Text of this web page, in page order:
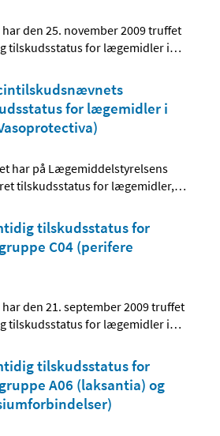
den 25. november 2009 truffet
tilskudsstatus for lægemidler i…
for lægemidler i
har på Lægemiddelstyrelsens
tilskudsstatus for lægemidler,…
tilskudsstatus for
C04 (perifere
den 21. september 2009 truffet
tilskudsstatus for lægemidler i…
tilskudsstatus for
A06 (laksantia) og